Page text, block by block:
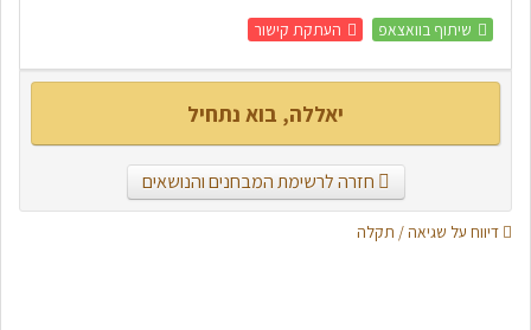
שיתוף בוואצאפ העתקת קישור
יאללה, בוא נתחיל
חזרה לרשימת המבחנים והנושאים
דיווח על שגיאה / תקלה